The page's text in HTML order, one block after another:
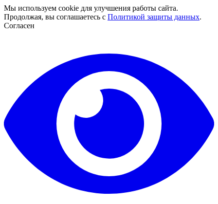
Мы используем cookie для улучшения работы сайта.
Продолжая, вы соглашаетесь с Политикой защиты данных.
Согласен